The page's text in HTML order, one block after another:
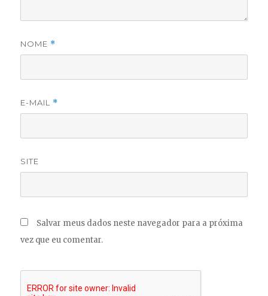
NOME *
E-MAIL *
SITE
Salvar meus dados neste navegador para a próxima
vez que eu comentar.